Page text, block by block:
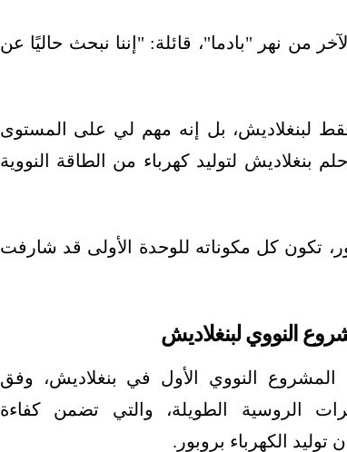
من نهر "بادما"، قائلة: "إننا نبحث حاليًا عن
لبنغلاديش، بل إنه مهم لي على المستوى
لتوليد كهرباء من الطاقة النووية
تكون كل مكوناته للوحدة الأولى قد شارفت
النووي لبنغلاديش
المشروع النووي الأول في بنغلاديش، وفق
الروسية الطويلة، والتي تضمن كفاءة
توليد الكهرباء بروبور.